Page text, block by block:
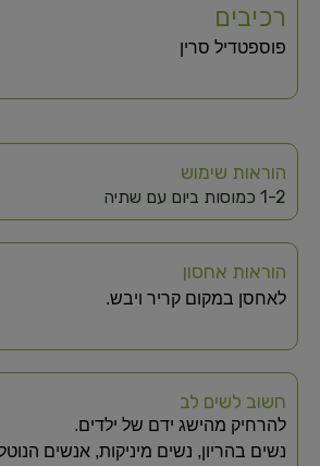
רכיבים
פוספטדיל סרין
הוראות שימוש
1-2 כמוסות ביום עם שתיה
הוראות אחסון
לאחסן במקום קריר ויבש.
חשוב לשים לב
להרחיק מהישג ידם של ילדים.
נשים בהריון, נשים מיניקות, אנשים